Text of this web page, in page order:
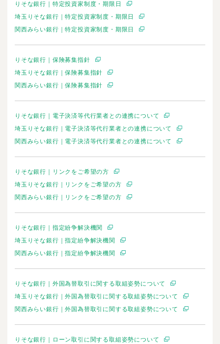
りそな銀行｜特定投資家制度・期限日
埼玉りそな銀行｜特定投資家制度・期限日
関西みらい銀行｜特定投資家制度・期限日
りそな銀行｜保険募集指針
埼玉りそな銀行｜保険募集指針
関西みらい銀行｜保険募集指針
りそな銀行｜電子決済等代行業者との連携について
埼玉りそな銀行｜電子決済等代行業者との連携について
関西みらい銀行｜電子決済等代行業者との連携について
りそな銀行｜リンクをご希望の方
埼玉りそな銀行｜リンクをご希望の方
関西みらい銀行｜リンクをご希望の方
りそな銀行｜指定紛争解決機関
埼玉りそな銀行｜指定紛争解決機関
関西みらい銀行｜指定紛争解決機関
りそな銀行｜外国為替取引に関する取組姿勢について
埼玉りそな銀行｜外国為替取引に関する取組姿勢について
関西みらい銀行｜外国為替取引に関する取組姿勢について
りそな銀行｜ローン取引に関する取組姿勢について